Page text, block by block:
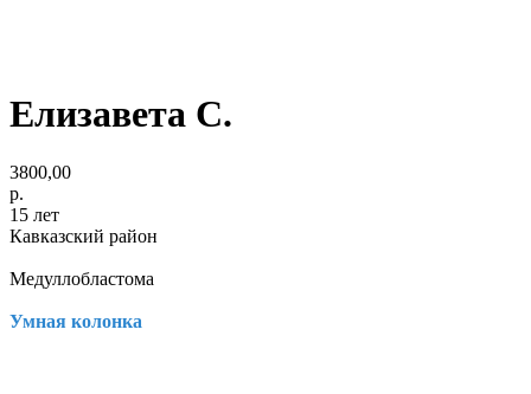
Елизавета С.
3800,00
р.
15 лет
Кавказский район
Медуллобластома
Умная колонка